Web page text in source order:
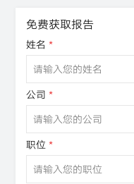
免费获取报告
姓名 *
公司 *
职位 *